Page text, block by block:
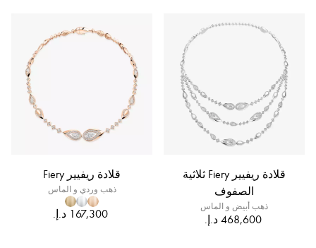
قلادة ريفيير Fiery ثلاثية
الصفوف
ذهب أبيض و الماس
‏468,600 د.إ.‏
قلادة ريفيير Fiery
ذهب وردي و الماس